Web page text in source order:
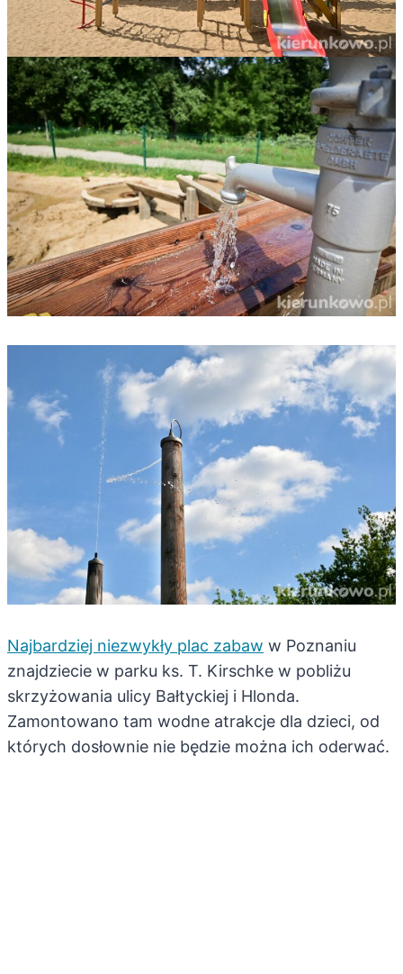
Najbardziej niezwykły plac zabaw w Poznaniu
znajdziecie w parku ks. T. Kirschke w pobliżu
skrzyżowania ulicy Bałtyckiej i Hlonda.
Zamontowano tam wodne atrakcje dla dzieci, od
których dosłownie nie będzie można ich oderwać.